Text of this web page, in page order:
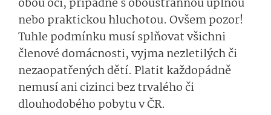
obou očí, případně s oboustrannou úplnou
nebo praktickou hluchotou. Ovšem pozor!
Tuhle podmínku musí splňovat všichni
členové domácnosti, vyjma nezletilých či
nezaopatřených dětí. Platit každopádně
nemusí ani cizinci bez trvalého či
dlouhodobého pobytu v ČR.